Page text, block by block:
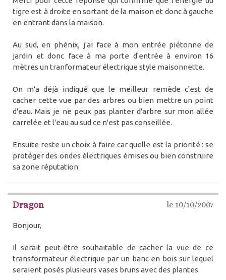
tigre est à droite en sortant de la maison et donc à gauche
en entrant dans la maison.
Au sud, en phénix, j'ai face à mon entrée piétonne de
jardin et donc face à ma porte d'entrée à environ 16
mètres un tranformateur électrique style maisonnette.
On m'a déjà indiqué que le meilleur remède c'est de
cacher cette vue par des arbres ou bien mettre un point
d'eau. Mais je ne peux pas planter d'arbre sur mon allée
carrelée et l'eau au sud ce n'est pas conseillée.
Ensuite reste un choix à faire car quelle est la priorité : se
protéger des ondes électriques émises ou bien construire
sa zone réputation.
Dragon le 10/10/2007
Bonjour,
Il serait peut-être souhaitable de cacher la vue de ce
transformateur électrique par un banc en bois sur lequel
seraient posés plusieurs vases bruns avec des plantes.